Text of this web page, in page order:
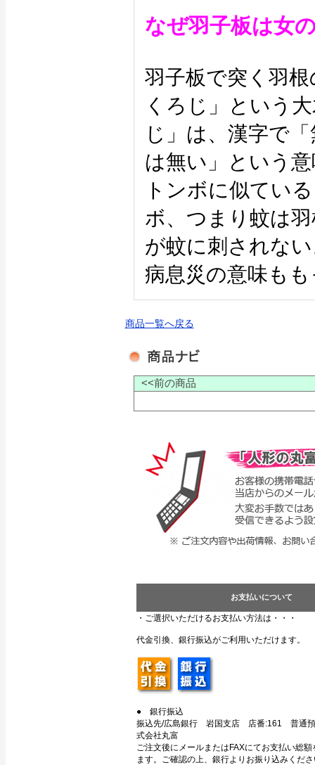
なぜ羽子板は女
羽子板で突く羽
くろじ」という
じ」は、漢字で
は無い」という
トンボに似てい
ボ、つまり蚊は
が蚊に刺されな
病息災の意味も
商品一覧へ戻る
<<前の商品
お支払いについて
・ご選択いただけるお支払い方法は・・・
代金引換、銀行振込がご利用いただけます。
● 銀行振込
振込先/広島銀行 岩国支店 店番:161 普通
式会社丸富
ご注文後にメールまたはFAXにてお支払い総
ます。ご確認の上、銀行よりお振り込みくだ